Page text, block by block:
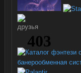
друзья